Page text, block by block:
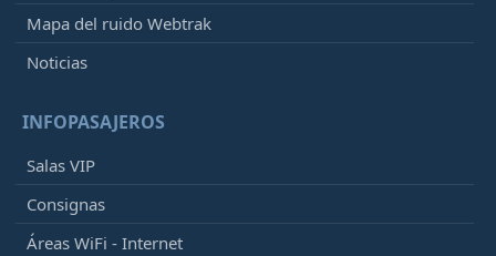
Mapa del ruido Webtrak
Noticias
INFOPASAJEROS
Salas VIP
Consignas
Áreas WiFi - Internet